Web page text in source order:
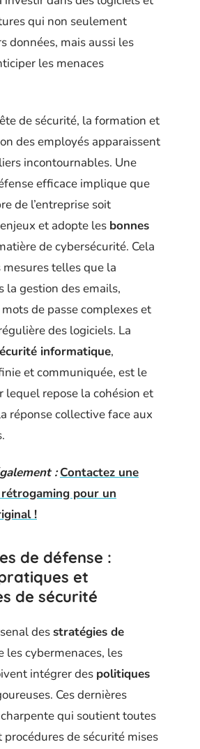
qui non seulement
données, mais aussi les
les menaces
de sécurité, la formation et
des employés apparaissent
incontournables. Une
efficace implique que
de l’entreprise soit
et adopte les bonnes
de cybersécurité. Cela
telles que la
la gestion des emails,
de passe complexes et
des logiciels. La
informatique,
et communiquée, est le
lequel repose la cohésion et
réponse collective face aux
: Contactez une
pour un
!
de défense :
et
de sécurité
desstratégies de
les cybermenaces, les
intégrer des politiques
Ces dernières
qui soutient toutes
procédures de sécurité mises